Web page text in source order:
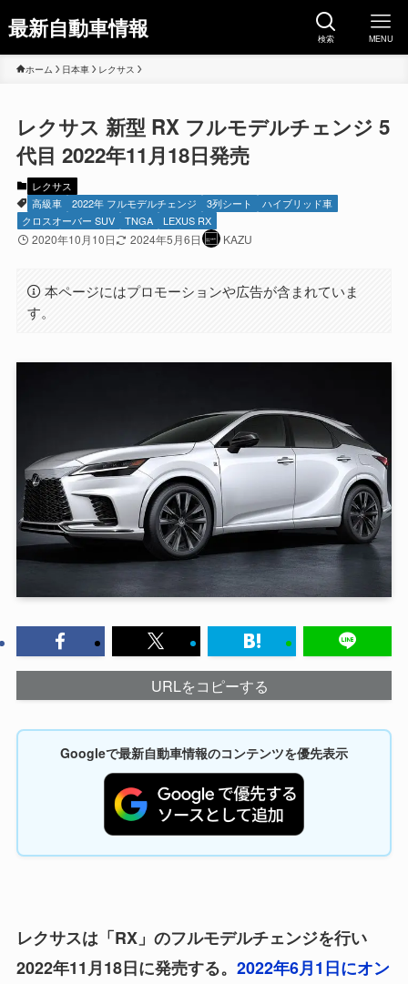
最新自動車情報 検索 MENU
ホーム 日本車 レクサス
レクサス 新型 RX フルモデルチェンジ 5
代目 2022年11月18日発売
レクサス
高級車
2022年 フルモデルチェンジ 3列シート
ハイブリッド車
クロスオーバー SUV
TNGA LEXUS RX
2020年10月10日 2024年5月6日 KAZU
本ページにはプロモーションや広告が含まれていま
す。
URLをコピーする
Googleで最新自動車情報のコンテンツを優先表示
レクサスは「RX」のフルモデルチェンジを行い
2022年11月18日に発売する。 2022年6月1日にオン